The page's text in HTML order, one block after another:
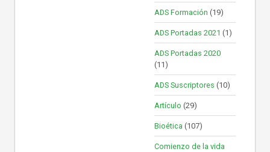
ADS Formación (19)
ADS Portadas 2021 (1)
ADS Portadas 2020
(11)
ADS Suscriptores (10)
Artículo (29)
Bioética (107)
Comienzo de la vida